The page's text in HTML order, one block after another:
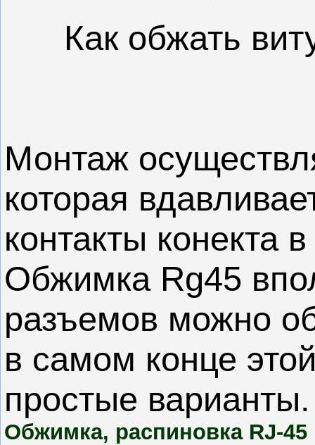
Как обжать
Монтаж
которая
контакты конекта
Обжимка Rg45
разъемов можно
в самом конце
простые
Обжимка, распиновка RJ-